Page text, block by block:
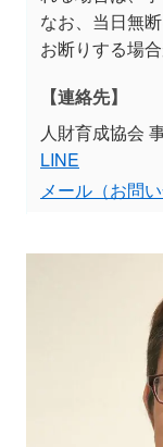
なお、当日無
お断りする場合
【連絡先】
人財育成協会
LINE
メール（お問